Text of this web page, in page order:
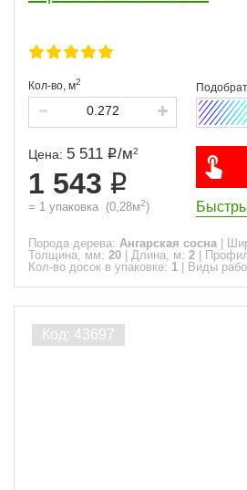
Кол-во, м2
Цена: 5 511 /м2
1 543
= 1 упаковка (0,28м2)
Порода дерева: Ангарская сосна
Толщина, мм: 20 Длина, м: 2
Кол-во досок в упаковке: 1 Виды